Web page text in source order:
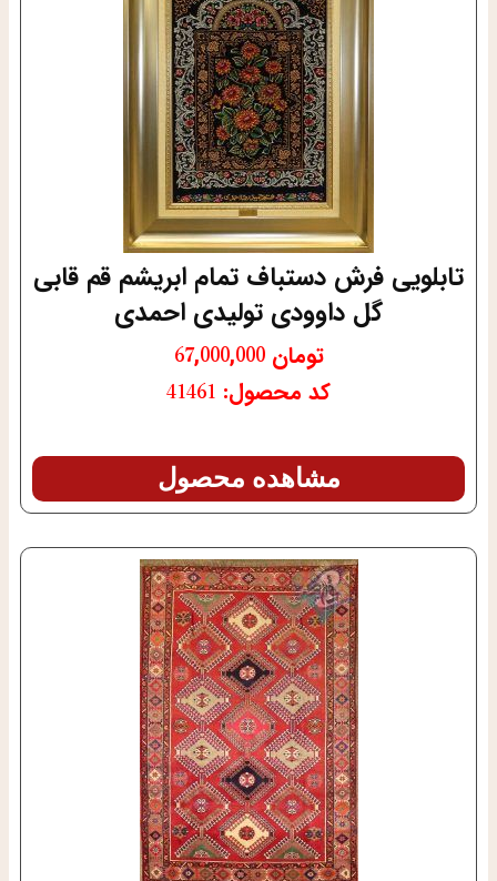
تابلویی فرش دستباف تمام ابریشم قم قابی
گل داوودی تولیدی احمدی
تومان 67,000,000
کد محصول: 41461
مشاهده محصول